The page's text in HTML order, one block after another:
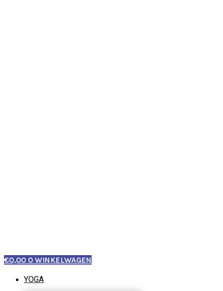
€0,00 0 WINKELWAGEN
YOGA